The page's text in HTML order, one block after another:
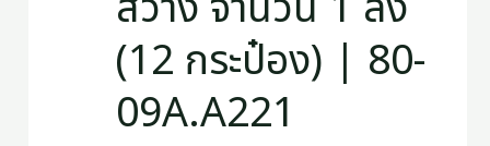
(12 กระป๋อง) | 80-
09A.A221